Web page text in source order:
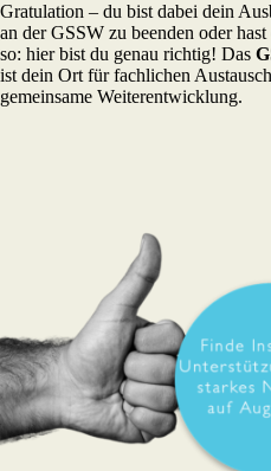
Gratulation – du bist dabei dein
an der GSSW zu beenden oder
so: hier bist du genau richtig! Das
ist dein Ort für fachlichen
gemeinsame Weiterentwicklung.